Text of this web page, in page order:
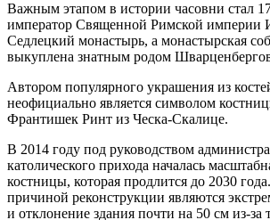
Важным этапом в истории часовни стал
император Священной Римской империи
Седлецкий монастырь, а монастырская
выкуплена знатным родом
Автором популярного украшения из
неофициально является символом
Франтишек Ринт из Ческа-Скалице.
В 2014 году под руководством
католического прихода началась
костницы, которая продлится до 2030
причиной реконструкции являются
и отклонение здания почти на 50 см из-за